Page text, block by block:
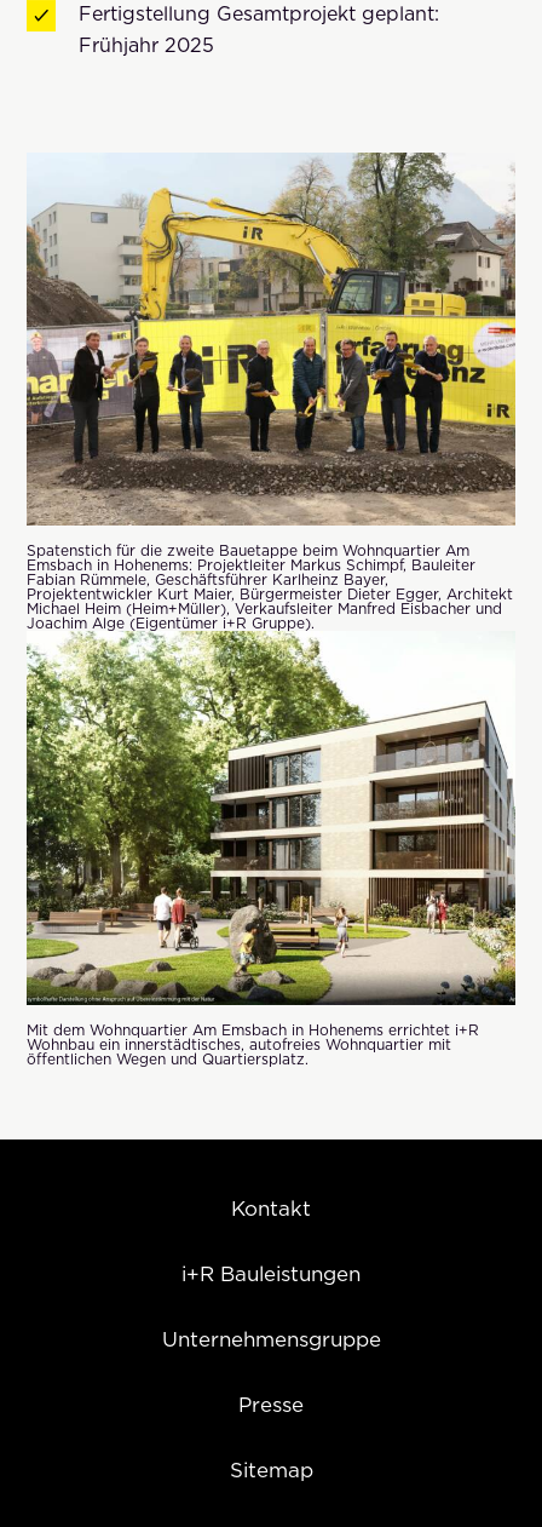
Fertigstellung Gesamtprojekt geplant:
Frühjahr 2025
Spatenstich für die zweite Bauetappe beim Wohnquartier Am
Emsbach in Hohenems: Projektleiter Markus Schimpf, Bauleiter
Fabian Rümmele, Geschäftsführer Karlheinz Bayer,
Projektentwickler Kurt Maier, Bürgermeister Dieter Egger, Architekt
Michael Heim (Heim+Müller), Verkaufsleiter Manfred Eisbacher und
Joachim Alge (Eigentümer i+R Gruppe).
Mit dem Wohnquartier Am Emsbach in Hohenems errichtet i+R
Wohnbau ein innerstädtisches, autofreies Wohnquartier mit
öffentlichen Wegen und Quartiersplatz.
Kontakt
i+R Bauleistungen
Unternehmensgruppe
Presse
Sitemap